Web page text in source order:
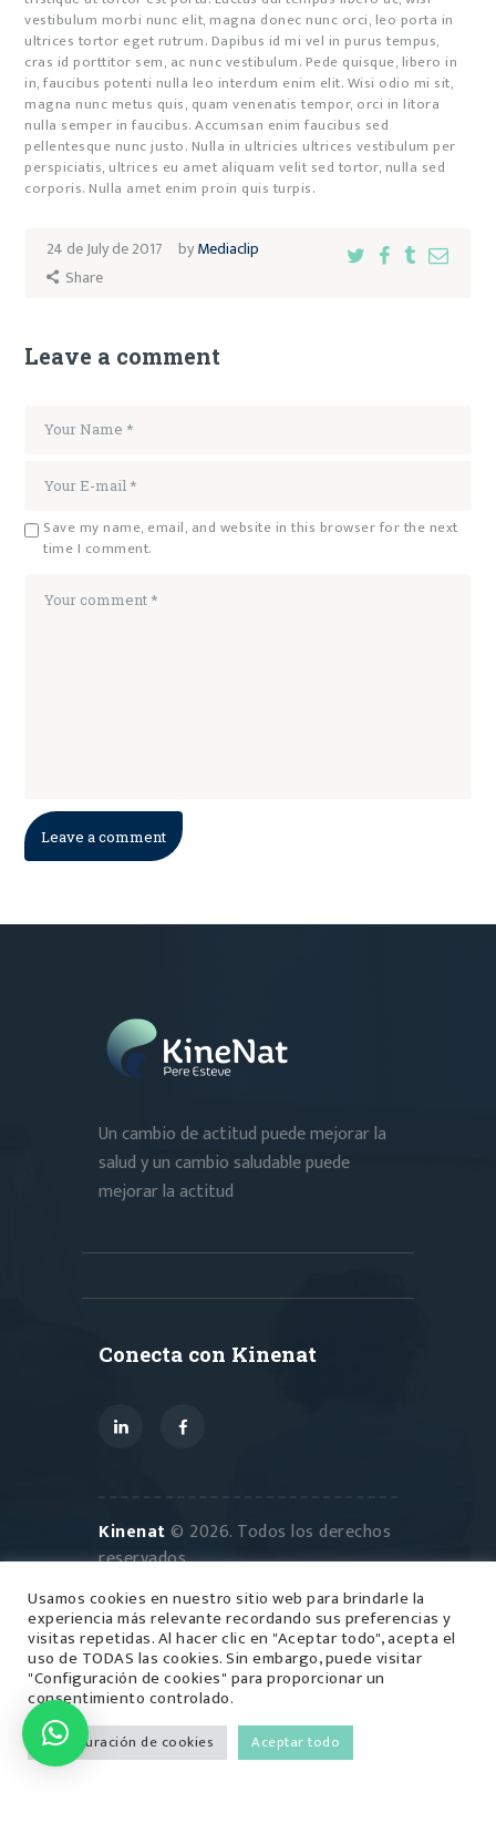
vestibulum morbi nunc elit, magna donec nunc orci, leo porta in
ultrices tortor eget rutrum. Dapibus id mi vel in purus tempus,
cras id porttitor sem, ac nunc vestibulum. Pede quisque, libero in
in, faucibus potenti nulla leo interdum enim elit. Wisi odio mi sit,
magna nunc metus quis, quam venenatis tempor, orci in litora
nulla semper in faucibus. Accumsan enim faucibus sed
pellentesque nunc justo. Nulla in ultricies ultrices vestibulum per
perspiciatis, ultrices eu amet aliquam velit sed tortor, nulla sed
corporis. Nulla amet enim proin quis turpis.
24 de July de 2017 byMediaclip
Share
Leave a comment
Save my name, email, and website in this browser for the next
time I comment.
Un cambio de actitud puede mejorar la
salud y un cambio saludable puede
mejorar la actitud
Conecta con Kinenat
Kinenat© 2026. Todos los derechos
reservados.
Política de privacidad/
Política de devoluciones
Términos y Condiciones
Usamos cookies en nuestro sitio web para brindarle la
experiencia más relevante recordando sus preferencias y
visitas repetidas. Al hacer clic en "Aceptar todo", acepta el
uso de TODAS las cookies. Sin embargo, puede visitar
"Configuración de cookies" para proporcionar un
consentimiento controlado.
Configuración de cookies Aceptar todo